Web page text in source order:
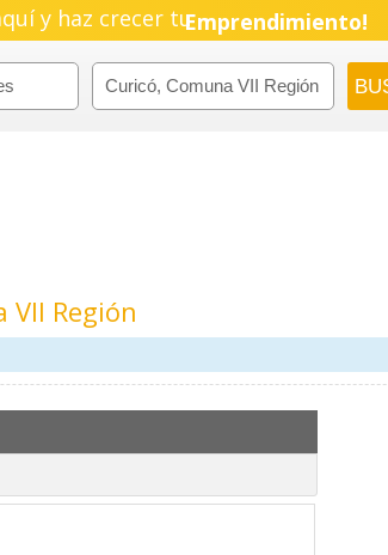
y haz crecer tuPyme!
Emprendimiento!
VII Región